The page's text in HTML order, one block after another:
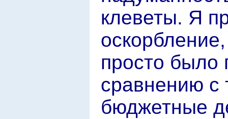
клеветы. Я
просто было
сравнению с
бюджетные